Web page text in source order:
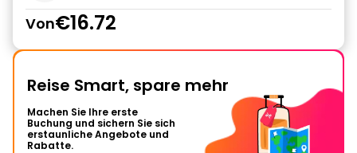
Von€16.72
Reise Smart, spare mehr
Machen Sie Ihre erste
Buchung und sichern Sie sich
erstaunliche Angebote und
Rabatte.